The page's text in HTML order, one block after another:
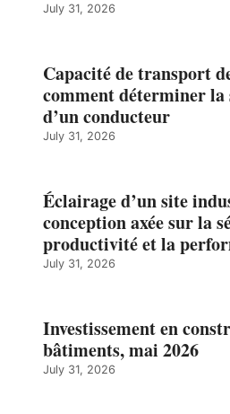
July 31, 2026
Capacité de transport
comment déterminer
d’un conducteur
July 31, 2026
Éclairage d’un site
conception axée sur la
productivité et la
July 31, 2026
Investissement en
bâtiments, mai 2026
July 31, 2026